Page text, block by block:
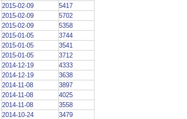
2015-02-09
5417
2015-02-09
5702
2015-02-09
5358
2015-01-05
3744
2015-01-05
3541
2015-01-05
3712
2014-12-19
4333
2014-12-19
3638
2014-11-08
3897
2014-11-08
4025
2014-11-08
3558
2014-10-24
3479